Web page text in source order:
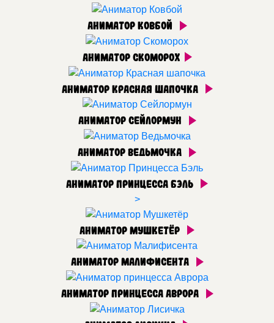
Аниматор Ковбой
Аниматор Скоморох
Аниматор Красная шапочка
Аниматор Сейлормун
Аниматор Ведьмочка
Аниматор Принцесса Бэль
>
Аниматор Мушкетёр
Аниматор Малифисента
Аниматор принцесса Аврора